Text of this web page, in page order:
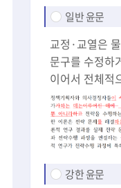
일반 윤문
교정·교열은
문구를 수정하
이어서 전체적
강한 윤문